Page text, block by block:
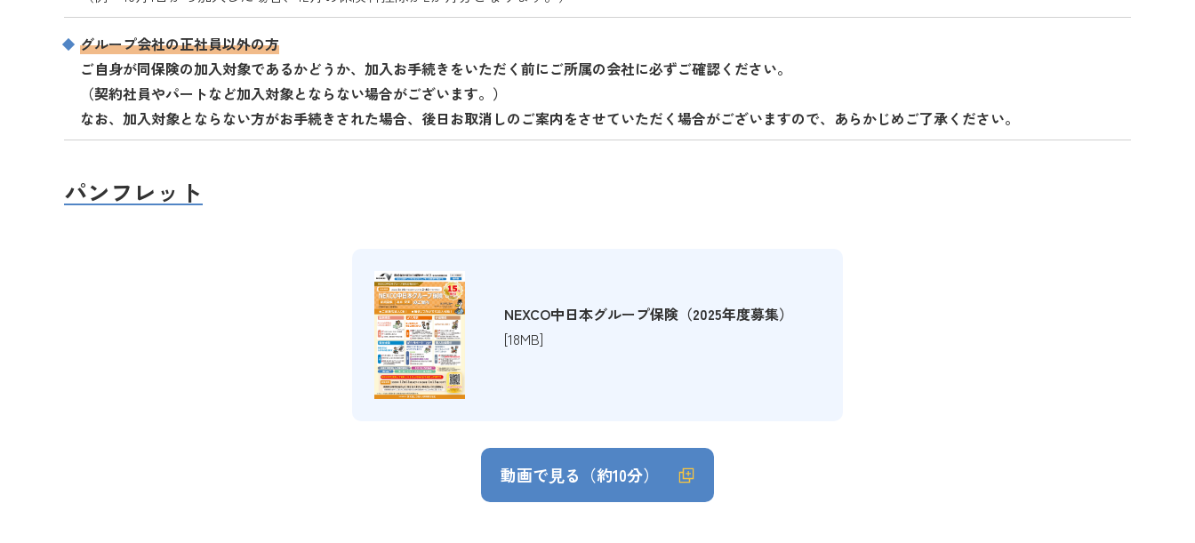
グループ会社の正社員以外の方
ご自身が同保険の加入対象であるかどうか、加入お手続きをいただく前にご所属の会社に必ずご確認ください。
（契約社員やパートなど加入対象とならない場合がございます。）
なお、加入対象とならない方がお手続きされた場合、後日お取消しのご案内をさせていただく場合がございますので、あらかじめご了承ください。
パンフレット
NEXCO中日本グループ保険（2025年度募集）
[18MB]
動画で⾒る（約10分）